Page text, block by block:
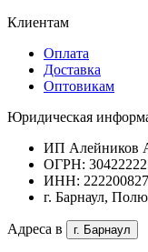
Клиентам
Оплата
Доставка
Оптовикам
Юридическая
ИП Алейников
ОГРН:
ИНН:
г. Барнаул,
Адреса в г. Барнаул